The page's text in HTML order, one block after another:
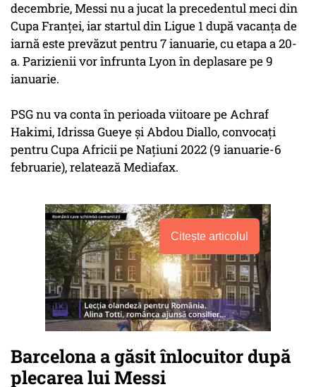
decembrie, Messi nu a jucat la precedentul meci din
Cupa Franţei, iar startul din Ligue 1 după vacanţa de
iarnă este prevăzut pentru 7 ianuarie, cu etapa a 20-
a. Parizienii vor înfrunta Lyon în deplasare pe 9
ianuarie.
PSG nu va conta în perioada viitoare pe Achraf
Hakimi, Idrissa Gueye şi Abdou Diallo, convocaţi
pentru Cupa Africii pe Naţiuni 2022 (9 ianuarie-6
februarie), relatează Mediafax.
Citește articolul
Barcelona a găsit înlocuitor după
plecarea lui Messi